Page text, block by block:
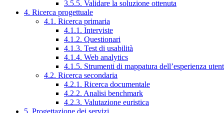
3.5.5. Validare la soluzione ottenuta
4. Ricerca progettuale
4.1. Ricerca primaria
4.1.1. Interviste
4.1.2. Questionari
4.1.3. Test di usabilità
4.1.4. Web analytics
4.1.5. Strumenti di mappatura dell’esperienza
4.2. Ricerca secondaria
4.2.1. Ricerca documentale
4.2.2. Analisi benchmark
4.2.3. Valutazione euristica
5. Progettazione dei servizi